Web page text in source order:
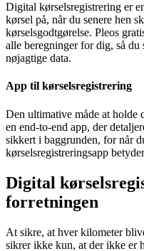
Digital kørselsregistrering er
kørsel på, når du senere hen
kørselsgodtgørelse. Pleos
alle beregninger for dig, så
nøjagtige data.
App til kørselsregistrering
Den ultimative måde at holde
en end-to-end app, der
sikkert i baggrunden, for når
kørselsregistreringsapp
Digital
forretningen
At sikre, at hver kilometer
sikrer ikke kun, at der ikke er